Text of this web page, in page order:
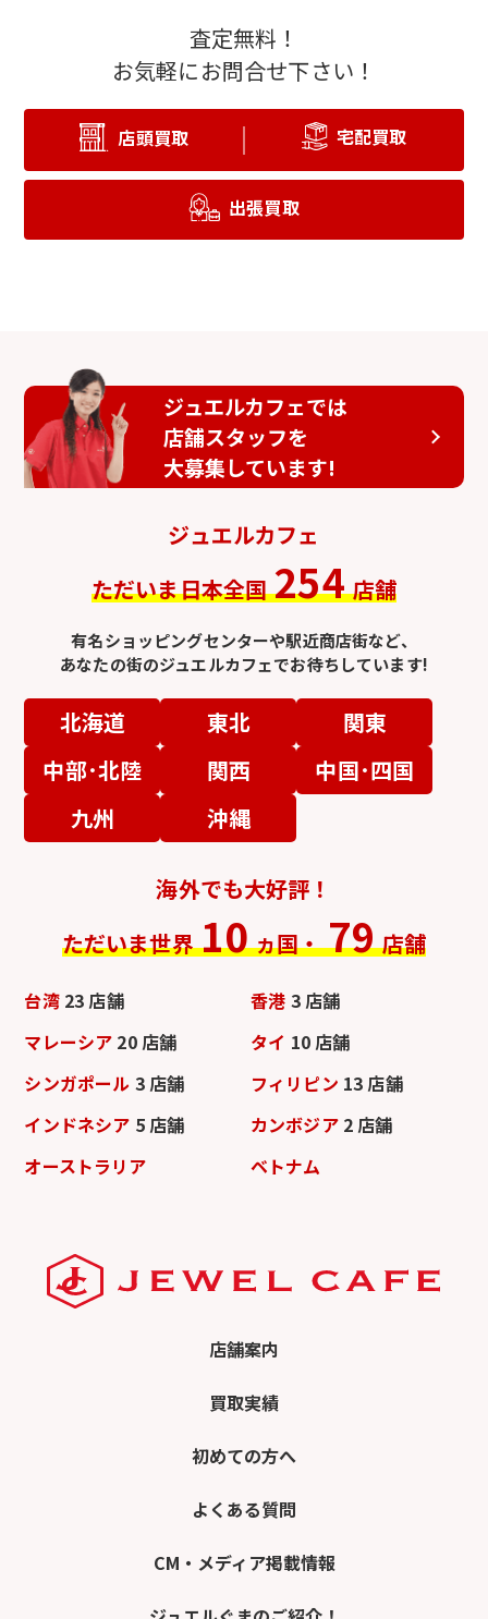
査定無料！
お気軽にお問合せ下さい！
店頭買取 宅配買取
出張買取
ジュエルカフェでは
店舗スタッフを
大募集しています!
ジュエルカフェ
ただいま日本全国 254 店舗
有名ショッピングセンターや駅近商店街など、
あなたの街のジュエルカフェでお待ちしています!
北海道 東北
関東
中部･北陸
関西
中国･四国
九州
沖縄
海外でも大好評！
ただいま世界 10 ヵ国・ 79 店舗
台湾 23 店舗 香港 3 店舗
マレーシア 20 店舗 タイ 10 店舗
シンガポール 3 店舗 フィリピン 13 店舗
インドネシア 5 店舗 カンボジア 2 店舗
オーストラリア
ベトナム
店舗案内
買取実績
初めての方へ
よくある質問
CM・メディア掲載情報